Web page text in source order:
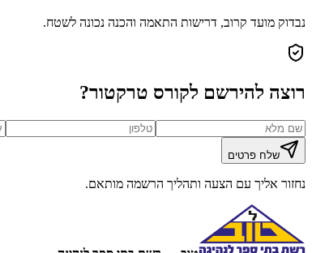
נבדוק מועד קרוב, דרישות התאמה והכנה נכונה לשטח.
רוצה להירשם לקורס טרקטור?
שלח פרטים
נחזור אליך עם הצעה ותהליך הרשמה מותאם.